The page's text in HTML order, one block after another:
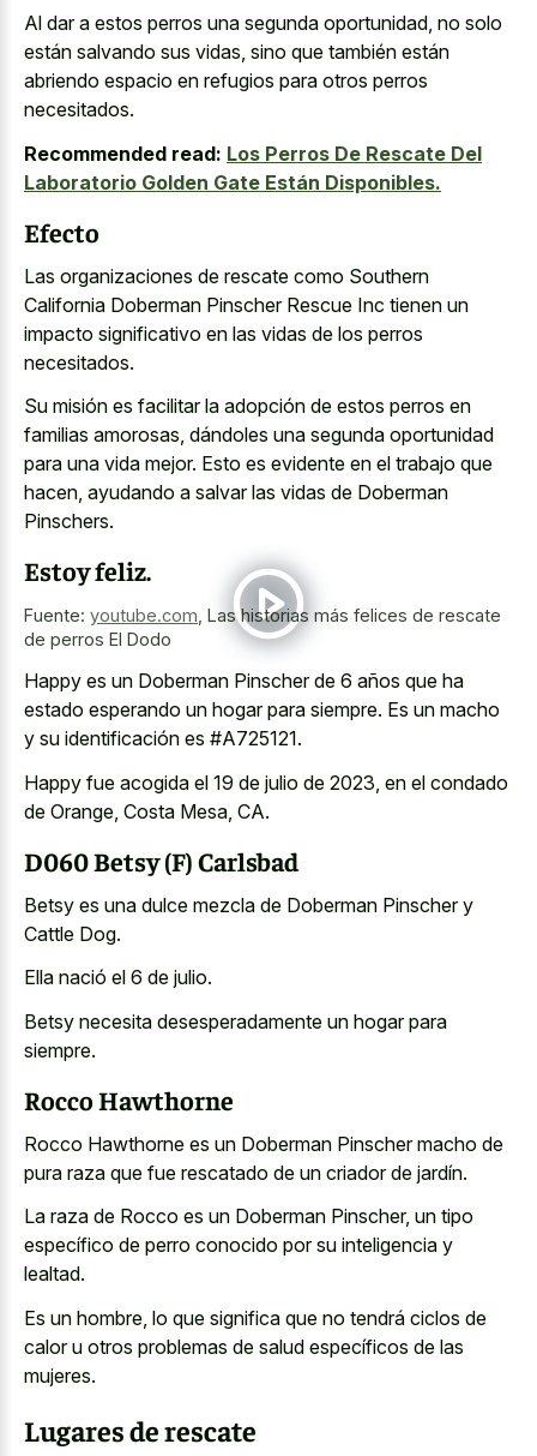
Al dar a estos perros una segunda oportunidad, no solo
están salvando sus vidas, sino que también están
abriendo espacio en refugios para otros perros
necesitados.
Recommended read: Los Perros De Rescate Del
Laboratorio Golden Gate Están Disponibles.
Efecto
Las organizaciones de rescate como Southern
California Doberman Pinscher Rescue Inc tienen un
impacto significativo en las vidas de los perros
necesitados.
Su misión es facilitar la adopción de estos perros en
familias amorosas, dándoles una segunda oportunidad
para una vida mejor. Esto es evidente en el trabajo que
hacen, ayudando a salvar las vidas de Doberman
Pinschers.
Estoy feliz.
Fuente: youtube.com Las historias más felices de rescate
de perros El Dodo
Happy es un Doberman Pinscher de 6 años que ha
estado esperando un hogar para siempre. Es un macho
y su identificación es #A725121.
Happy fue acogida el 19 de julio de 2023, en el condado
de Orange, Costa Mesa, CA.
D060 Betsy (F) Carlsbad
Betsy es una dulce mezcla de Doberman Pinscher y
Cattle Dog.
Ella nació el 6 de julio.
Betsy necesita desesperadamente un hogar para
siempre.
Rocco Hawthorne
Rocco Hawthorne es un Doberman Pinscher macho de
pura raza que fue rescatado de un criador de jardín.
La raza de Rocco es un Doberman Pinscher, un tipo
específico de perro conocido por su inteligencia y
lealtad.
Es un hombre, lo que significa que no tendrá ciclos de
calor u otros problemas de salud específicos de las
mujeres.
Lugares de rescate